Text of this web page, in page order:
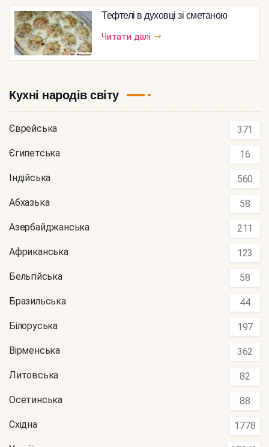
Тефтелі в духовці зі сметаною
Читати далі
Кухні народів світу
Єврейська 371
Єгипетська 16
Індійська 560
Абхазька 58
Азербайджанська 211
Африканська 123
Бельгійська 58
Бразильська 44
Білоруська 197
Вірменська 362
Литовська 82
Осетинська 88
Східна 1778